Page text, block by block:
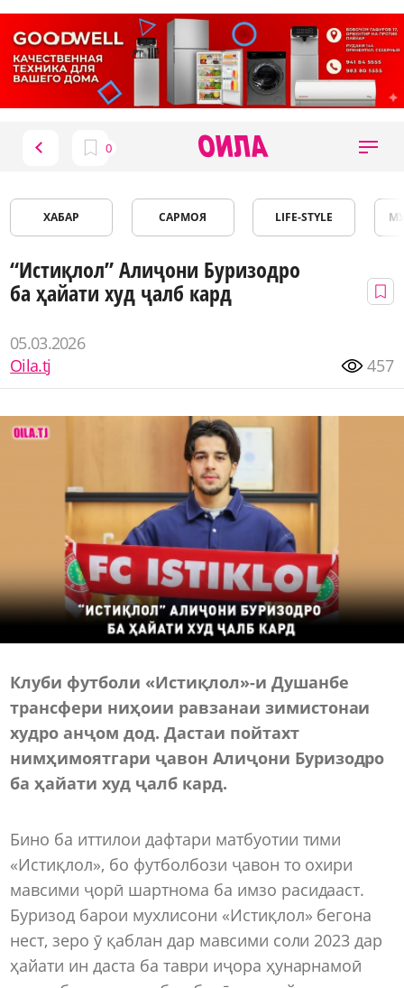
ХАБАР САРМОЯ LIFE-STYLE
“Истиқлол” Алиҷони Буризодро
ба ҳайати худ ҷалб кард
05.03.2026
Oila.tj
457
Клуби футболи «Истиқлол»-и Душанбе
трансфери ниҳоии равзанаи зимистонаи
худро анҷом дод. Дастаи пойтахт
нимҳимоятгари ҷавон Алиҷони Буризодро
ба ҳайати худ ҷалб кард.
Бино ба иттилои дафтари матбуотии тими
«Истиқлол», бо футболбози ҷавон то охири
мавсими ҷорӣ шартнома ба имзо расидааст.
Буризод барои мухлисони «Истиқлол» бегона
нест, зеро ӯ қаблан дар мавсими соли 2023 дар
ҳайати ин даста ба таври иҷора ҳунарнамоӣ